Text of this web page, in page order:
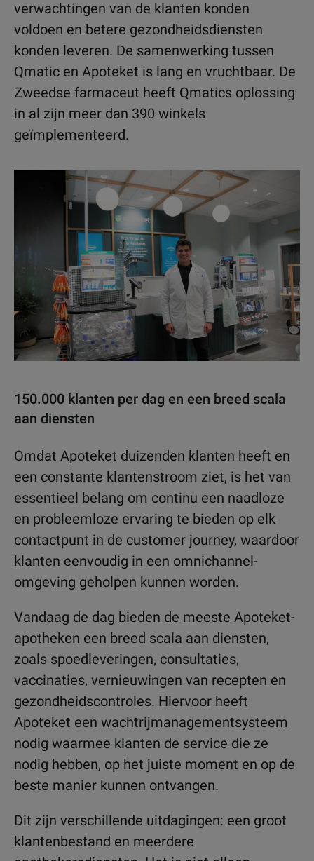
verwachtingen van de klanten konden
voldoen en betere gezondheidsdiensten
konden leveren. De samenwerking tussen
Qmatic en Apoteket is lang en vruchtbaar. De
Zweedse farmaceut heeft Qmatics oplossing
in al zijn meer dan 390 winkels
geïmplementeerd.
150.000 klanten per dag en een breed scala
aan diensten
Omdat Apoteket duizenden klanten heeft en
een constante klantenstroom ziet, is het van
essentieel belang om continu een naadloze
en probleemloze ervaring te bieden op elk
contactpunt in de customer journey, waardoor
klanten eenvoudig in een omnichannel-
omgeving geholpen kunnen worden.
Vandaag de dag bieden de meeste Apoteket-
apotheken een breed scala aan diensten,
zoals spoedleveringen, consultaties,
vaccinaties, vernieuwingen van recepten en
gezondheidscontroles. Hiervoor heeft
Apoteket een wachtrijmanagementsysteem
nodig waarmee klanten de service die ze
nodig hebben, op het juiste moment en op de
beste manier kunnen ontvangen.
Dit zijn verschillende uitdagingen: een groot
klantenbestand en meerdere